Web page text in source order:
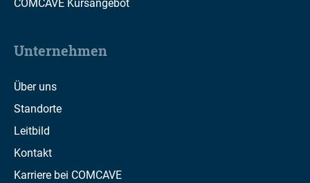
COMCAVE Kursangebot
Unternehmen
Über uns
Standorte
Leitbild
Kontakt
Karriere bei COMCAVE